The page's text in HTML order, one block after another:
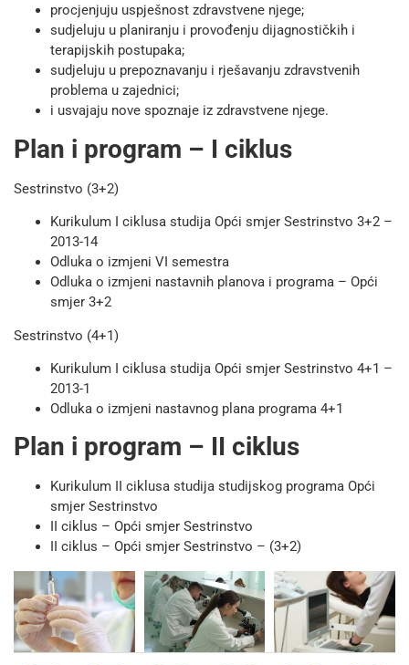
procjenjuju uspješnost zdravstvene njege;
sudjeluju u planiranju i provođenju dijagnostičkih i
terapijskih postupaka;
sudjeluju u prepoznavanju i rješavanju zdravstvenih
problema u zajednici;
i usvajaju nove spoznaje iz zdravstvene njege.
Plan i program – I ciklus
Sestrinstvo (3+2)
Kurikulum I ciklusa studija Opći smjer Sestrinstvo 3+2 –
2013-14
Odluka o izmjeni VI semestra
Odluka o izmjeni nastavnih planova i programa – Opći
smjer 3+2
Sestrinstvo (4+1)
Kurikulum I ciklusa studija Opći smjer Sestrinstvo 4+1 –
2013-1
Odluka o izmjeni nastavnog plana programa 4+1
Plan i program – II ciklus
Kurikulum II ciklusa studija studijskog programa Opći
smjer Sestrinstvo
II ciklus – Opći smjer Sestrinstvo
II ciklus – Opći smjer Sestrinstvo – (3+2)